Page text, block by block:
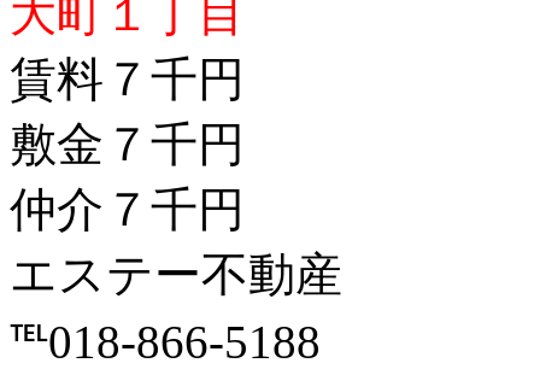
大町１丁目
賃料７千円
敷金７千円
仲介７千円
エステー不動産
℡018-866-5188